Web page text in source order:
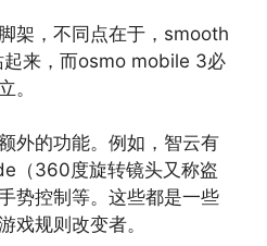
架，不同点在于，smooth
起来，而osmo mobile 3必
。
外的功能。例如，智云有
（360度旋转镜头又称盗
势控制等。这些都是一些
戏规则改变者。